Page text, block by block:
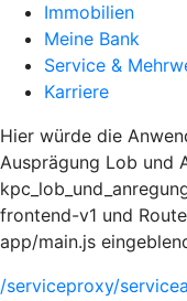
Immobilien
Meine Bank
Service &
Karriere
Hier würde die
Ausprägung Lob und
frontend-v1 und
app/main.js
/serviceproxy/